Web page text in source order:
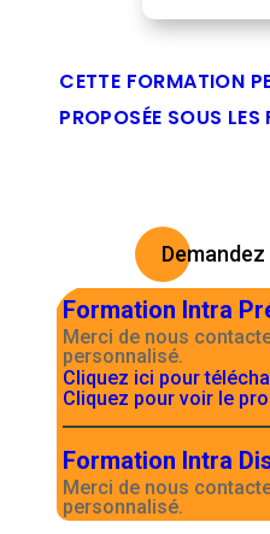
CETTE FORMATION
PROPOSÉE SOUS
Formation Intra
Merci de nous
personnalisé.
Cliquez ici pour
Cliquez pour voir le
Formation Intra
Merci de nous
personnalisé.